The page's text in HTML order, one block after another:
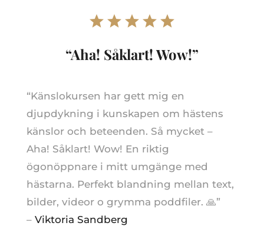
“Aha! Såklart! Wow!”
“Känslokursen har gett mig en
djupdykning i kunskapen om hästens
känslor och beteenden. Så mycket –
Aha! Såklart! Wow! En riktig
ögonöppnare i mitt umgänge med
hästarna. Perfekt blandning mellan text,
bilder, videor o grymma poddfiler. 🙏”
– Viktoria Sandberg